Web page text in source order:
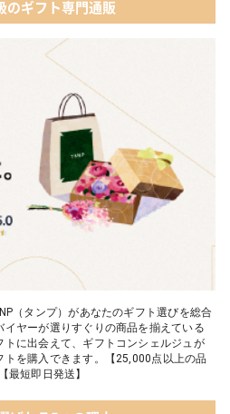
のギフト専門通販
（タンプ）があなたのギフト選びを総合
ヤーが選りすぐりの商品を揃えている
に出会えて、ギフトコンシェルジュが
トを購入できます。【25,000点以上の品
最短即日発送】